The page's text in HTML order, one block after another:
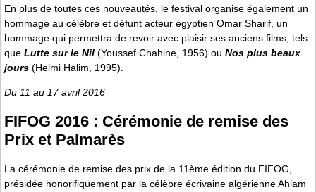
En plus de toutes ces nouveautés, le festival organise également un
hommage au célèbre et défunt acteur égyptien Omar Sharif, un
hommage qui permettra de revoir avec plaisir ses anciens films, tels
que Lutte sur le Nil (Youssef Chahine, 1956) ou Nos plus beaux
jours (Helmi Halim, 1995).
Du 11 au 17 avril 2016
FIFOG 2016 : Cérémonie de remise des
Prix et Palmarès
La cérémonie de remise des prix de la 11ème édition du FIFOG,
présidée honorifiquement par la célèbre écrivaine algérienne Ahlam